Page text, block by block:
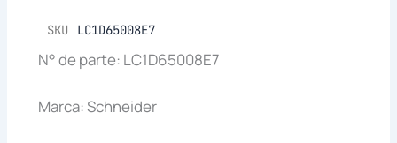
SKU LC1D65008E7
N° de parte: LC1D65008E7
Marca: Schneider